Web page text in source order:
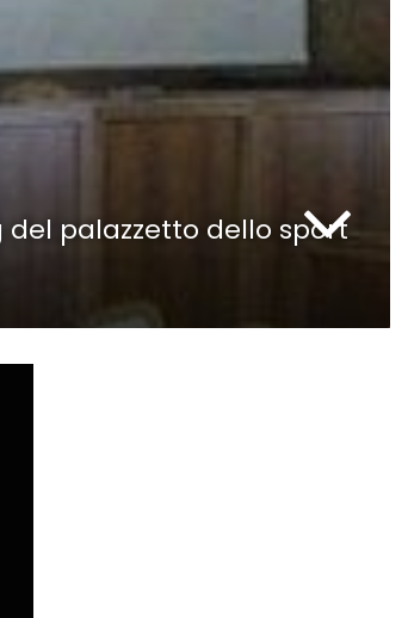
palazzetto dello sport